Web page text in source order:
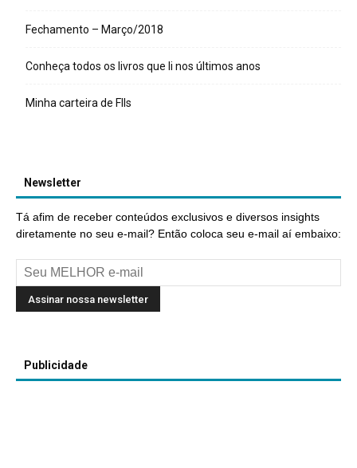
Fechamento – Março/2018
Conheça todos os livros que li nos últimos anos
Minha carteira de FIIs
Newsletter
Tá afim de receber conteúdos exclusivos e diversos insights
diretamente no seu e-mail? Então coloca seu e-mail aí embaixo:
Publicidade